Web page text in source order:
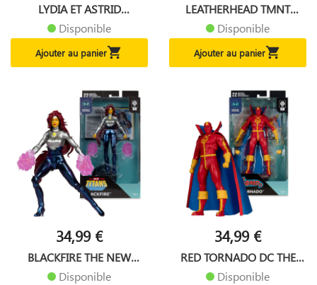
LYDIA ET ASTRID
BEETLEJUICE...
Disponible
Ajouter au panier
LEATHERHEAD TMNT
IRAGE...
Disponible
Ajouter au panier
34,99 €
BLACKFIRE THE NEW
TEEN...
Disponible
34,99 €
RED TORNADO DC THE
BRONZE AGE
Disponible